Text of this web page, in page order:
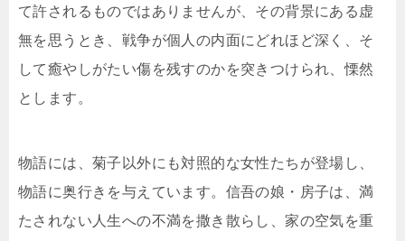
て許されるものではありませんが、その背景にある虚
無を思うとき、戦争が個人の内面にどれほど深く、そ
して癒やしがたい傷を残すのかを突きつけられ、慄然
とします。
物語には、菊子以外にも対照的な女性たちが登場し、
物語に奥行きを与えています。信吾の娘・房子は、満
たされない人生への不満を撒き散らし、家の空気を重